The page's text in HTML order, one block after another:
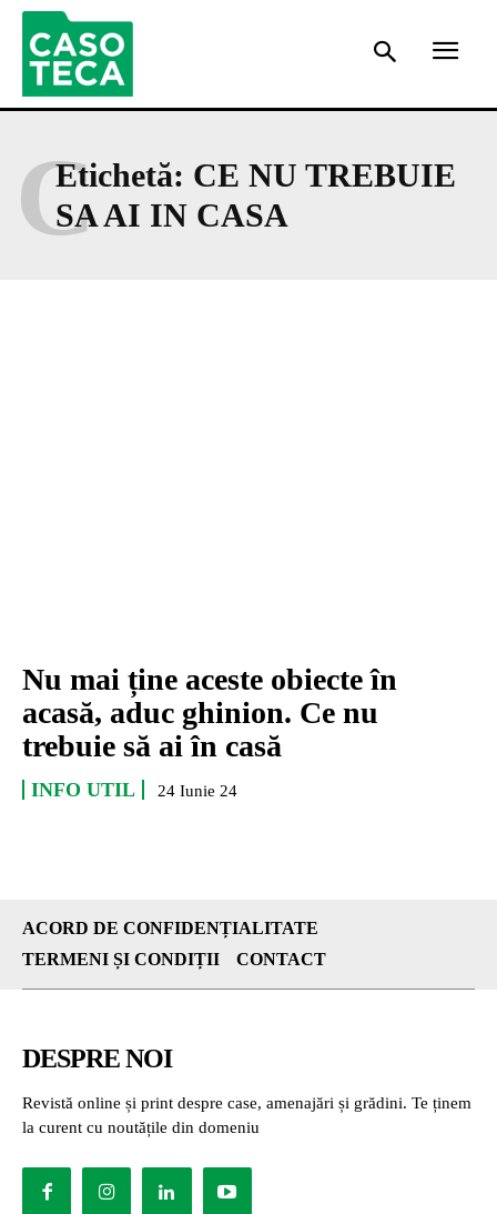
Etichetă: CE NU TREBUIE
SA AI IN CASA
C
Nu mai ține aceste obiecte în
acasă, aduc ghinion. Ce nu
trebuie să ai în casă
INFO UTIL 24 Iunie 24
ACORD DE CONFIDENȚIALITATE
TERMENI ȘI CONDIȚII
CONTACT
DESPRE NOI
Revistă online și print despre case, amenajări și grădini. Te ținem
la curent cu noutățile din domeniu